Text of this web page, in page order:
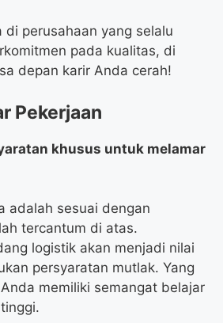
di perusahaan yang selalu
pada kualitas, di
depan karir Anda cerah!
Pekerjaan
khusus untuk melamar
adalah sesuai dengan
tercantum di atas.
logistik akan menjadi nilai
persyaratan mutlak. Yang
memiliki semangat belajar